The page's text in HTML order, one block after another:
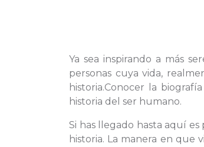
Ya sea inspirando a más
personas cuya vida,
historia.Conocer la
historia del ser humano.
Si has llegado hasta aquí
historia. La manera en